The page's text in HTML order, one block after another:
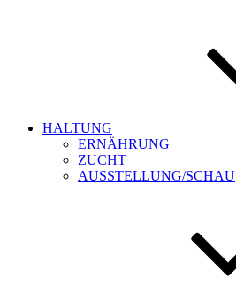
HALTUNG
ERNÄHRUNG
ZUCHT
AUSSTELLUNG/SCHAU